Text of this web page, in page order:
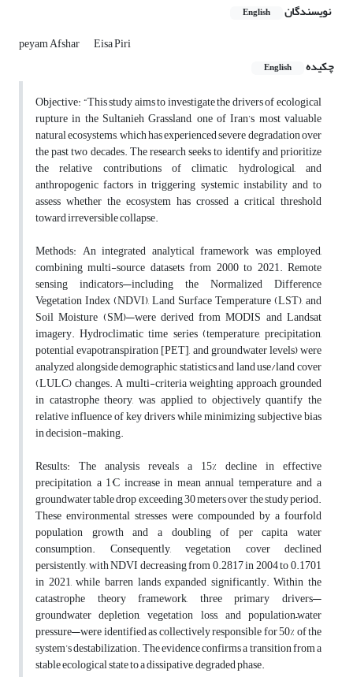
نویسندگان English
peyam Afshar
Eisa Piri
چکیده
English
Objective: “This study aims to investigate the drivers of ecological
rupture in the Sultanieh Grassland, one of Iran’s most valuable
natural ecosystems, which has experienced severe degradation over
the past two decades. The research seeks to identify and prioritize
the relative contributions of climatic, hydrological, and
anthropogenic factors in triggering systemic instability and to
assess whether the ecosystem has crossed a critical threshold
toward irreversible collapse.
Methods: An integrated analytical framework was employed,
combining multi-source datasets from 2000 to 2021. Remote
sensing indicators—including the Normalized Difference
Vegetation Index (NDVI), Land Surface Temperature (LST), and
Soil Moisture (SM)—were derived from MODIS and Landsat
imagery. Hydroclimatic time series (temperature, precipitation,
potential evapotranspiration [PET], and groundwater levels) were
analyzed alongside demographic statistics and land use/land cover
(LULC) changes. A multi-criteria weighting approach, grounded
in catastrophe theory, was applied to objectively quantify the
relative influence of key drivers while minimizing subjective bias
in decision-making.
Results: The analysis reveals a 15% decline in effective
precipitation, a 1°C increase in mean annual temperature, and a
groundwater table drop exceeding 30 meters over the study period.
These environmental stresses were compounded by a fourfold
population growth and a doubling of per capita water
consumption. Consequently, vegetation cover declined
persistently, with NDVI decreasing from 0.2817 in 2004 to 0.1701
in 2021, while barren lands expanded significantly. Within the
catastrophe theory framework, three primary drivers—
groundwater depletion, vegetation loss, and population–water
pressure—were identified as collectively responsible for 50% of the
system’s destabilization. The evidence confirms a transition from a
stable ecological state to a dissipative, degraded phase.